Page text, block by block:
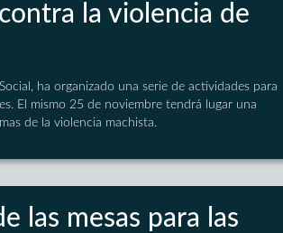
la violencia de
ha organizado una serie de actividades para
El mismo 25 de noviembre tendrá lugar una
de la violencia machista.
las mesas para las